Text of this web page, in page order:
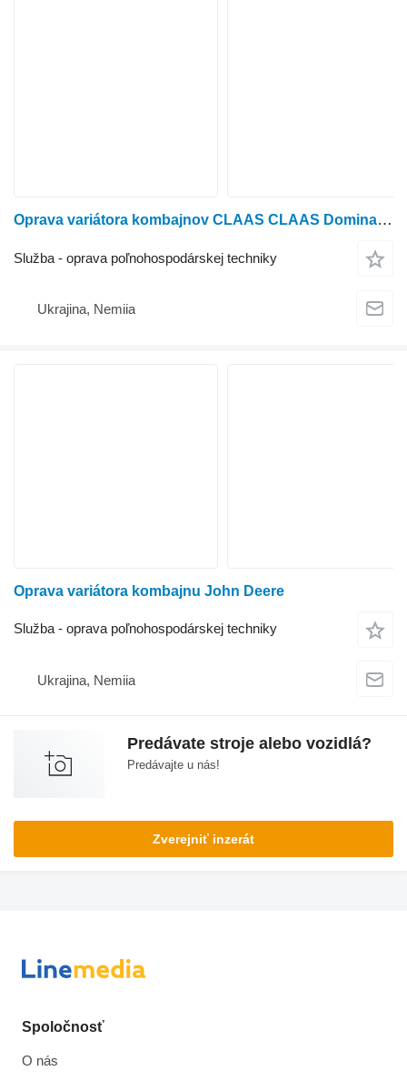
Oprava variátora kombajnov CLAAS CLAAS Dominator 48, 58, 68, 78, 88, 98, Mega 202, 203, 204, 208, 218, Medion 310, 320, 330, 340, Tucano 304,04,04,3040,04 580, Lexion 410, 420, 430, 440, 450, 460, 480, 510, 530, 540, 550, 560, 570, 580, 600, 650, 670, 70, 70, 7507
Služba - oprava poľnohospodárskej techniky
Ukrajina, Nemiia
Oprava variátora kombajnu John Deere
Služba - oprava poľnohospodárskej techniky
Ukrajina, Nemiia
Predávate stroje alebo vozidlá?
Predávajte u nás!
Zverejniť inzerát
Spoločnosť
O nás